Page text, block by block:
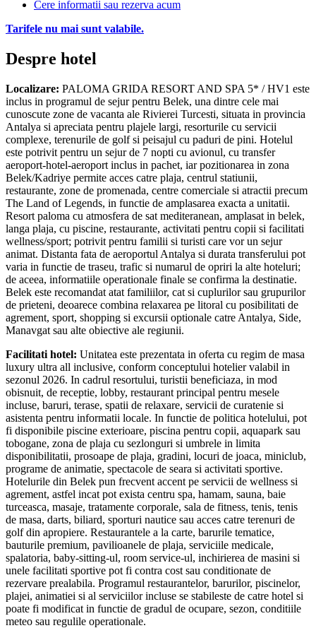
Cere informatii sau rezerva acum
Tarifele nu mai sunt valabile.
Despre hotel
Localizare: PALOMA GRIDA RESORT AND SPA 5* / HV1 este
inclus in programul de sejur pentru Belek, una dintre cele mai
cunoscute zone de vacanta ale Rivierei Turcesti, situata in provincia
Antalya si apreciata pentru plajele largi, resorturile cu servicii
complexe, terenurile de golf si peisajul cu paduri de pini. Hotelul
este potrivit pentru un sejur de 7 nopti cu avionul, cu transfer
aeroport-hotel-aeroport inclus in pachet, iar pozitionarea in zona
Belek/Kadriye permite acces catre plaja, centrul statiunii,
restaurante, zone de promenada, centre comerciale si atractii precum
The Land of Legends, in functie de amplasarea exacta a unitatii.
Resort paloma cu atmosfera de sat mediteranean, amplasat in belek,
langa plaja, cu piscine, restaurante, activitati pentru copii si facilitati
wellness/sport; potrivit pentru familii si turisti care vor un sejur
animat. Distanta fata de aeroportul Antalya si durata transferului pot
varia in functie de traseu, trafic si numarul de opriri la alte hoteluri;
de aceea, informatiile operationale finale se confirma la destinatie.
Belek este recomandat atat familiilor, cat si cuplurilor sau grupurilor
de prieteni, deoarece combina relaxarea pe litoral cu posibilitati de
agrement, sport, shopping si excursii optionale catre Antalya, Side,
Manavgat sau alte obiective ale regiunii.
Facilitati hotel: Unitatea este prezentata in oferta cu regim de masa
luxury ultra all inclusive, conform conceptului hotelier valabil in
sezonul 2026. In cadrul resortului, turistii beneficiaza, in mod
obisnuit, de receptie, lobby, restaurant principal pentru mesele
incluse, baruri, terase, spatii de relaxare, servicii de curatenie si
asistenta pentru informatii locale. In functie de politica hotelului, pot
fi disponibile piscine exterioare, piscina pentru copii, aquapark sau
tobogane, zona de plaja cu sezlonguri si umbrele in limita
disponibilitatii, prosoape de plaja, gradini, locuri de joaca, miniclub,
programe de animatie, spectacole de seara si activitati sportive.
Hotelurile din Belek pun frecvent accent pe servicii de wellness si
agrement, astfel incat pot exista centru spa, hamam, sauna, baie
turceasca, masaje, tratamente corporale, sala de fitness, tenis, tenis
de masa, darts, biliard, sporturi nautice sau acces catre terenuri de
golf din apropiere. Restaurantele a la carte, barurile tematice,
bauturile premium, pavilioanele de plaja, serviciile medicale,
spalatoria, baby-sitting-ul, room service-ul, inchirierea de masini si
unele facilitati sportive pot fi contra cost sau conditionate de
rezervare prealabila. Programul restaurantelor, barurilor, piscinelor,
plajei, animatiei si al serviciilor incluse se stabileste de catre hotel si
poate fi modificat in functie de gradul de ocupare, sezon, conditiile
meteo sau regulile operationale.